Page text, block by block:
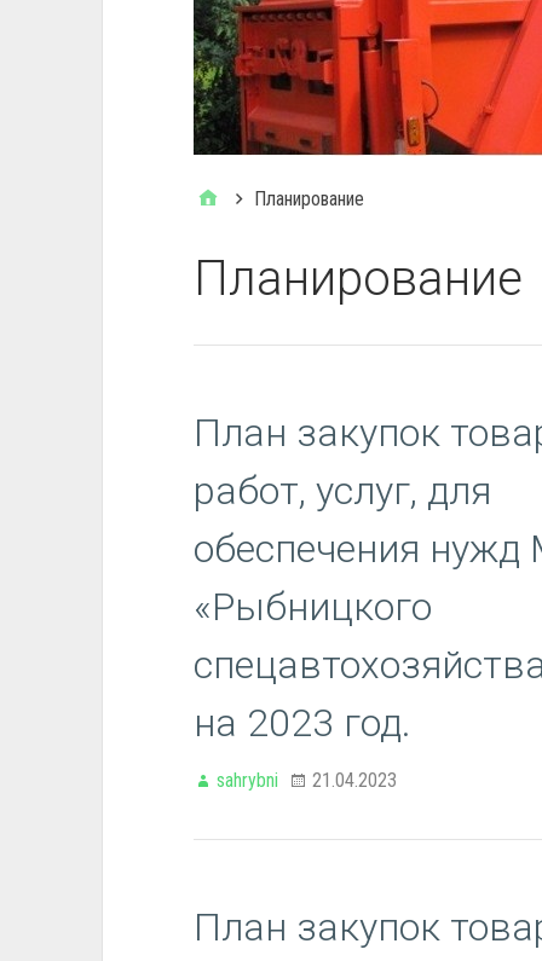
Планирование
Планирование
План закупок
работ, услуг, для
обеспечения
«Рыбницкого
на 2023 год.
sahrybni 21.04.2023
План закупок